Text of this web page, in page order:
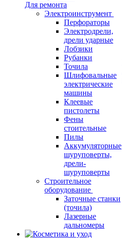
Для ремонта
Электроинструмент
Перфораторы
Электродрели,
дрели ударные
Лобзики
Рубанки
Точила
Шлифовальные
электрические
машины
Клеевые
пистолеты
Фены
стоительные
Пилы
Аккумуляторные
шуруповерты,
дрели-
шуруповерты
Строительное
оборудование
Заточные станки
(точила)
Лазерные
дальномеры